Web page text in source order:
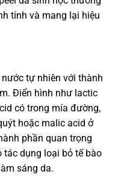
tính và mang lại hiệu
tự nhiên với thành
Điển hình như lactic
có trong mía đường,
hoặc malic acid ở
phần quan trọng
tác dụng loại bỏ tế bào
sáng da.